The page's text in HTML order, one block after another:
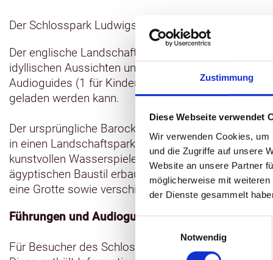
Zustimmung
Diese Webseite verwendet
Wir verwenden Cookies,
und die Zugriffe auf unsere
Website an unsere Partner
möglicherweise mit
der Dienste gesammelt
Einwilligungsauswahl
Notwendig
Der Schlosspark Ludwigslust ist mit 127 ha einer
Der englische Landschaftspark ist durch ein
idyllischen Aussichten und Sehenswürdigkeiten
Audioguides (1 für Kinder) zur Verfügung, der per
geladen werden kann.
Der ursprüngliche Barockgarten wurde um die
in einen Landschaftspark umgewandelt. Eine
kunstvollen Wasserspielen aus. Im Schlosspark
ägyptischen Baustil erbaut, das Helenen-
eine Grotte sowie verschiedene Denkmäler und
Führungen und Audioguide:
Für Besucher des Schlossparks steht eine